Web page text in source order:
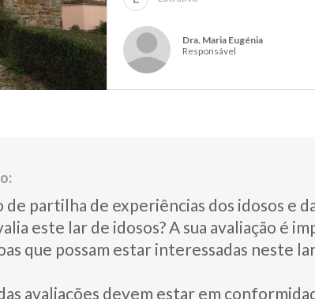
Dra. Maria Eugénia
Responsável
de partilha de experiências dos idosos e
este lar de idosos?​ ​A sua avaliação é
que possam estar interessadas neste
avaliações devem estar em